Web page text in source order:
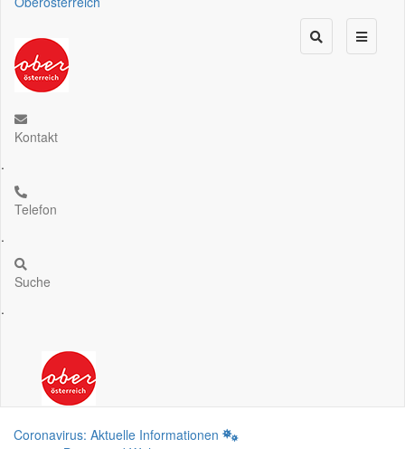
Kontakt
.
Telefon
.
Suche
.
Coronavirus: Aktuelle Informationen